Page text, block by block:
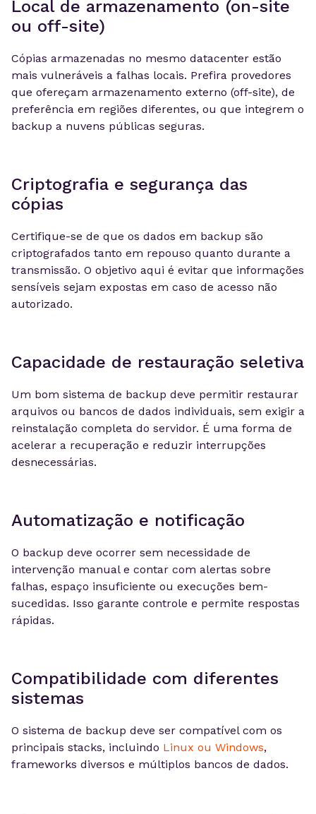
Local de armazenamento (on-site
ou off-site)
Cópias armazenadas no mesmo datacenter estão
mais vulneráveis a falhas locais. Prefira provedores
que ofereçam armazenamento externo (off-site), de
preferência em regiões diferentes, ou que integrem o
backup a nuvens públicas seguras.
Criptografia e segurança das
cópias
Certifique-se de que os dados em backup são
criptografados tanto em repouso quanto durante a
transmissão. O objetivo aqui é evitar que informações
sensíveis sejam expostas em caso de acesso não
autorizado.
Capacidade de restauração seletiva
Um bom sistema de backup deve permitir restaurar
arquivos ou bancos de dados individuais, sem exigir a
reinstalação completa do servidor. É uma forma de
acelerar a recuperação e reduzir interrupções
desnecessárias.
Automatização e notificação
O backup deve ocorrer sem necessidade de
intervenção manual e contar com alertas sobre
falhas, espaço insuficiente ou execuções bem-
sucedidas. Isso garante controle e permite respostas
rápidas.
Compatibilidade com diferentes
sistemas
O sistema de backup deve ser compatível com os
principais stacks, incluindo Linux ou Windows,
frameworks diversos e múltiplos bancos de dados.